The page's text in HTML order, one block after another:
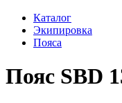
Каталог
Экипировка
Пояса
Пояс SBD